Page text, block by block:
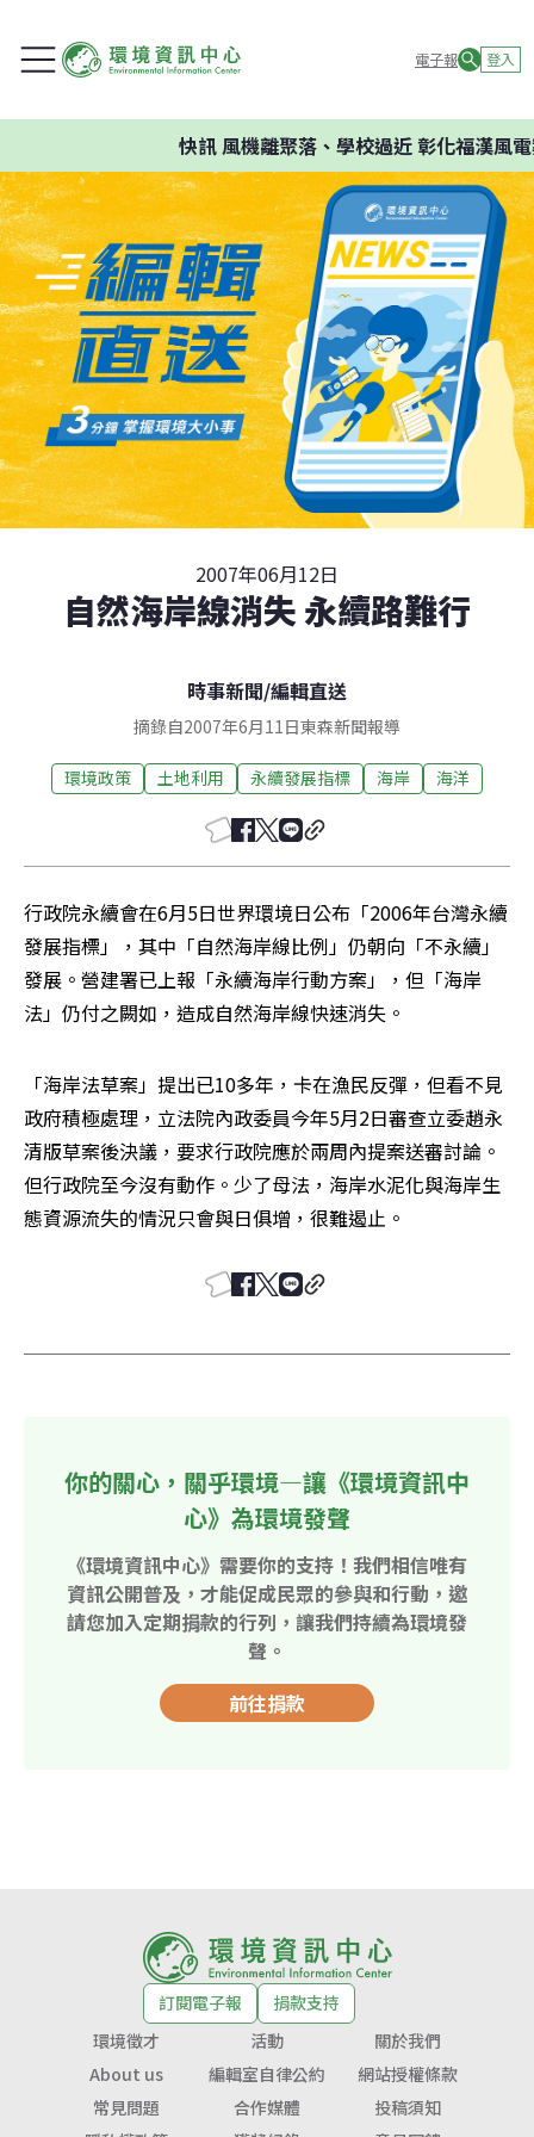
電子報 登入
快訊風機離聚落、學校過近 彰化福漢風電
2007年06月12日
自然海岸線消失 永續路難行
時事新聞/編輯直送
摘錄自2007年6月11日東森新聞報導
環境政策 土地利用 永續發展指標 海岸 海洋
行政院永續會在6月5日世界環境日公布「2006年台灣永續
發展指標」，其中「自然海岸線比例」仍朝向「不永續」
發展。營建署已上報「永續海岸行動方案」，但「海岸
法」仍付之闕如，造成自然海岸線快速消失。
「海岸法草案」提出已10多年，卡在漁民反彈，但看不見
政府積極處理，立法院內政委員今年5月2日審查立委趙永
清版草案後決議，要求行政院應於兩周內提案送審討論。
但行政院至今沒有動作。少了母法，海岸水泥化與海岸生
態資源流失的情況只會與日俱增，很難遏止。
你的關心，關乎環境—讓《環境資訊中
心》為環境發聲
《環境資訊中心》需要你的支持！我們相信唯有
資訊公開普及，才能促成民眾的參與和行動，邀
請您加入定期捐款的行列，讓我們持續為環境發
聲。
前往捐款
訂閱電子報
捐款支持
環境徵才
活動
關於我們
About us
編輯室自律公約
網站授權條款
常見問題
合作媒體
投稿須知